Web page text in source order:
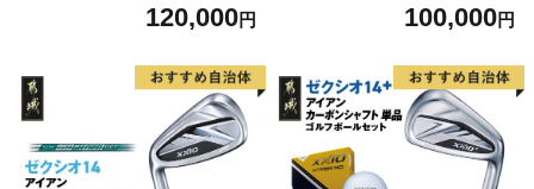
ルセット_GV-C702-5R _(都
アン SPEEDER NX カーボン
シャフト ゴルフ用品 スポー
ツ用品 日本製 MADE IN JAP
AN 国産 ゴルフクラブ
120,000円
5R _(都城市)ダンロップ ゼク
neo スチールシャフト ゴルフ
用品 スポーツ用品 日本製 M
ADE IN JAPAN 国産 ゴルフ
クラブ
100,000円